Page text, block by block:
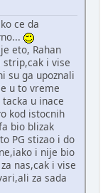
ce da
eto, Rahan
strip,cak i vise
su ga upoznali
u to vreme
u inace
kod istocnih
bio blizak
PG stizao i do
i nije bio
nas,cak i vise
za sada